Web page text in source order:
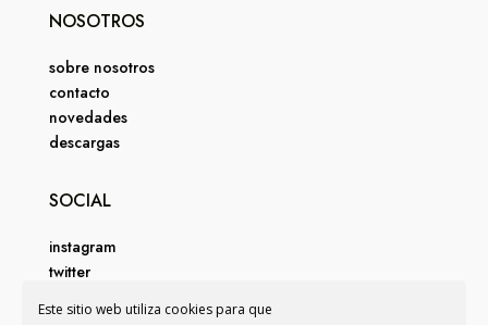
Este sitio web utiliza cookies para que
NOSOTROS
sobre nosotros
contacto
novedades
descargas
SOCIAL
instagram
twitter